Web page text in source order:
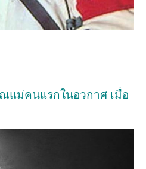
แม่คนแรกในอวกาศ เมื่อ